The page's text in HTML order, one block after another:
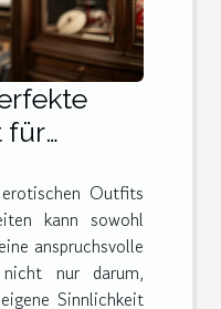
für
Outfits
kann sowohl
anspruchsvolle
nur darum,
Sinnlichkeit